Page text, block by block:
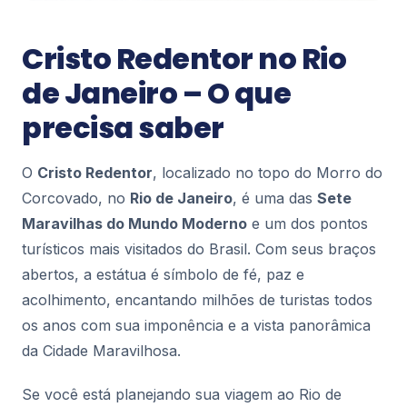
Circo Voador: O Palco que Respira a
Alma Carioca
Ao pisar na Lapa, o coração do Rio de Janeiro
pulsa em cada esquina, mas há um endereço que
captura essa energia como poucos: o Circo
Voador...
69
Pontos Turísticos
Mirante do Leblon: O Cenário Perfeito
entre o Mar e a Montanha
Se existe um lugar na Zona Sul do Rio de Janeiro
que entrega uma paisagem de cartão-postal sem
exigir longas caminhadas ou ingresso, esse lu...
81
Pontos Turísticos
Theatro Municipal do Rio de Janeiro:
Cristo Redentor no Rio
de Janeiro – O que
precisa saber
O Cristo Redentor, localizado no topo do Morro do
Corcovado, no Rio de Janeiro, é uma das Sete
Maravilhas do Mundo Moderno e um dos pontos
turísticos mais visitados do Brasil. Com seus braços
abertos, a estátua é símbolo de fé, paz e
acolhimento, encantando milhões de turistas todos
os anos com sua imponência e a vista panorâmica
da Cidade Maravilhosa.
Se você está planejando sua viagem ao Rio de